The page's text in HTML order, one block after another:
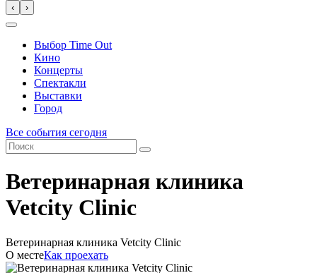
‹ ›
Выбор Time Out
Кино
Концерты
Спектакли
Выставки
Город
Все события сегодня
Ветеринарная клиника
Vetcity Clinic
Ветеринарная клиника Vetcity Clinic
О местеКак проехать